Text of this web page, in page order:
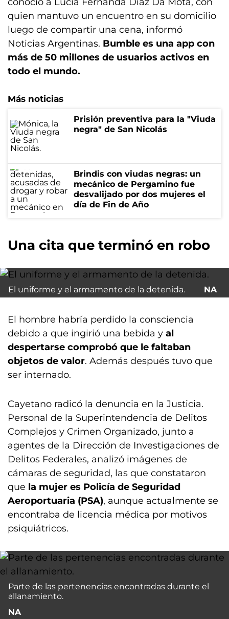
quien mantuvo un encuentro en su domicilio
luego de compartir una cena, informó
Noticias Argentinas. Bumble es una app con
más de 50 millones de usuarios activos en
todo el mundo.
Más noticias
Prisión preventiva para la "Viuda
negra" de San Nicolás
Brindis con viudas negras: un
mecánico de Pergamino fue
desvalijado por dos mujeres el
día de Fin de Año
Una cita que terminó en robo
El uniforme y el armamento de la detenida. NA
El hombre habría perdido la consciencia
debido a que ingirió una bebida y al
despertarse comprobó que le faltaban
objetos de valor. Además después tuvo que
ser internado.
Cayetano radicó la denuncia en la Justicia.
Personal de la Superintendencia de Delitos
Complejos y Crimen Organizado, junto a
agentes de la Dirección de Investigaciones de
Delitos Federales, analizó imágenes de
cámaras de seguridad, las que constataron
que la mujer es Policía de Seguridad
Aeroportuaria (PSA), aunque actualmente se
encontraba de licencia médica por motivos
psiquiátricos.
Parte de las pertenencias encontradas durante el
allanamiento.
NA